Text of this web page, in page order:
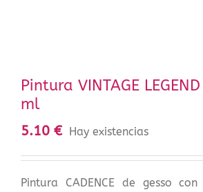
Pintura VINTAGE
ml
5.10 € Hay existencias
Pintura CADENCE de gesso